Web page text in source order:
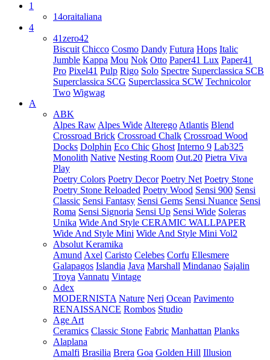
1
14oraitaliana
4
41zero42
Biscuit Chicco Cosmo Dandy Futura Hops Italic
Jumble Kappa Mou Nok Otto Paper41 Lux Paper41
Pro Pixel41 Pulp Rigo Solo Spectre Superclassica SCB
Superclassica SCG Superclassica SCW Technicolor
Two Wigwag
A
ABK
Alpes Raw Alpes Wide Alterego Atlantis Blend
Crossroad Brick Crossroad Chalk Crossroad Wood
Docks Dolphin Eco Chic Ghost Interno 9 Lab325
Monolith Native Nesting Room Out.20 Pietra Viva
Play
Poetry Colors Poetry Decor Poetry Net Poetry Stone
Poetry Stone Reloaded Poetry Wood Sensi 900 Sensi
Classic Sensi Fantasy Sensi Gems Sensi Nuance Sensi
Roma Sensi Signoria Sensi Up Sensi Wide Soleras
Unika Wide And Style CERAMIC WALLPAPER
Wide And Style Mini Wide And Style Mini Vol2
Absolut Keramika
Amund Axel Caristo Celebes Corfu Ellesmere
Galapagos Islandia Java Marshall Mindanao Sajalin
Troya Vannatu Vintage
Adex
MODERNISTA Nature Neri Ocean Pavimento
RENAISSANCE Rombos Studio
Age Art
Ceramics Classic Stone Fabric Manhattan Planks
Alaplana
Amalfi Brasilia Brera Goa Golden Hill Illusion